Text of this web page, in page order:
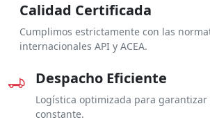
Calidad Certificada
Cumplimos estrictamente con las
internacionales API y ACEA.
Despacho Eficiente
Logística optimizada para
constante.